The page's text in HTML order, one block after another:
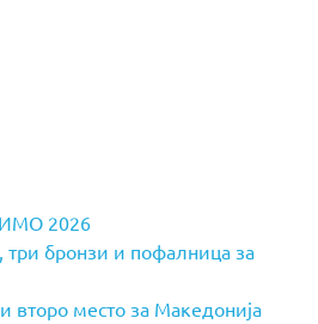
2026
бронзи и пофалница за
второ место за Македонија